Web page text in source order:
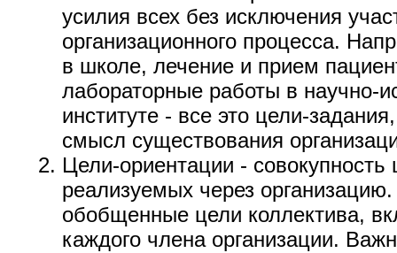
усилия всех без исключения
организационного процесса.
в школе, лечение и прием
лабораторные работы в научно-
институте - все это цели-
смысл существования
Цели-ориентации - совокупность
реализуемых через
обобщенные цели коллектива,
каждого члена организации.